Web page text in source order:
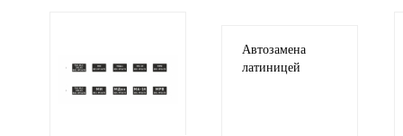
Автозамена
латиницей